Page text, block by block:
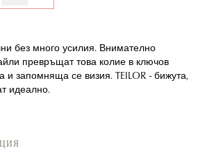
без много усилия. Внимателно
превръщат това колие в ключов
и запомняща се визия. TEILOR - бижута,
идеално.